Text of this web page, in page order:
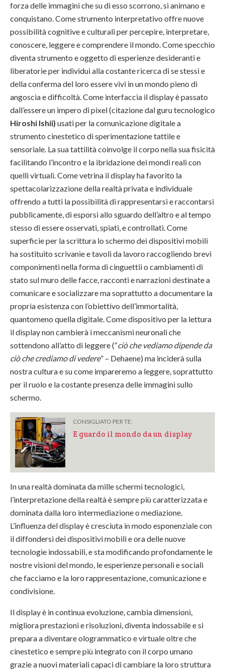
forza delle immagini che su di esso scorrono, si animano e
conquistano. Come strumento interpretativo offre nuove
possibilità cognitive e culturali per percepire, interpretare,
conoscere, leggere e comprendere il mondo. Come specchio
diventa strumento e oggetto di esperienze desideranti e
liberatorie per individui alla costante ricerca di se stessi e
della conferma del loro essere vivi in un mondo pieno di
angoscia e difficoltà. Come interfaccia il display è passato
dall’essere un impero di pixel (citazione dal guru tecnologico
Hiroshi Ishii) usati per la comunicazione digitale a
strumento cinestetico di sperimentazione tattile e
sensoriale. La sua tattilità coinvolge il corpo nella sua fisicità
facilitando l’incontro e la ibridazione dei mondi reali con
quelli virtuali. Come vetrina il display ha favorito la
spettacolarizzazione della realtà privata e individuale
offrendo a tutti la possibilità di rappresentarsi e raccontarsi
pubblicamente, di esporsi allo sguardo dell’altro e al tempo
stesso di essere osservati, spiati, e controllati. Come
superficie per la scrittura lo schermo dei dispositivi mobili
ha sostituito scrivanie e tavoli da lavoro raccogliendo brevi
componimenti nella forma di cinguettii o cambiamenti di
stato sul muro delle facce, racconti e narrazioni destinate a
comunicare e socializzare ma soprattutto a documentare la
propria esistenza con l’obiettivo dell’immortalità,
quantomeno quella digitale. Come dispositivo per la lettura
il display non cambierà i meccanismi neuronali che
sottendono all’atto di leggere (“ciò che vediamo dipende da
ciò che crediamo di vedere” – Dehaene) ma inciderà sulla
nostra cultura e su come impareremo a leggere, soprattutto
per il ruolo e la costante presenza delle immagini sullo
schermo.
CONSIGLIATO PER TE:
E guardo il mondo da un display
In una realtà dominata da mille schermi tecnologici,
l’interpretazione della realtà è sempre più caratterizzata e
dominata dalla loro intermediazione o mediazione.
L’influenza del display è cresciuta in modo esponenziale con
il diffondersi dei dispositivi mobili e ora delle nuove
tecnologie indossabili, e sta modificando profondamente le
nostre visioni del mondo, le esperienze personali e sociali
che facciamo e la loro rappresentazione, comunicazione e
condivisione.
Il display è in continua evoluzione, cambia dimensioni,
migliora prestazioni e risoluzioni, diventa indossabile e si
prepara a diventare ologrammatico e virtuale oltre che
cinestetico e sempre più integrato con il corpo umano
grazie a nuovi materiali capaci di cambiare la loro struttura